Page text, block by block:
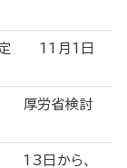
算定 11月1日
厚労省検討
13日から、